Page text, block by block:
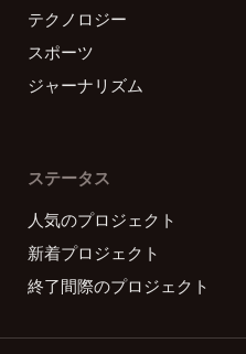
テクノロジー
スポーツ
ジャーナリズム
ステータス
人気のプロジェクト
新着プロジェクト
終了間際のプロジェクト